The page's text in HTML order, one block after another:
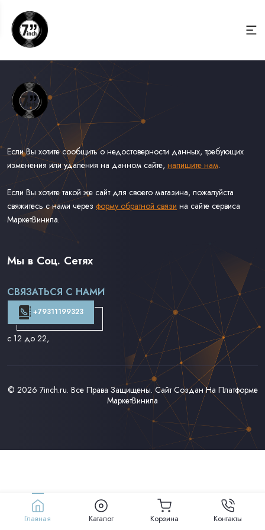
Если Вы хотите сообщить о недостоверности данных, требующих
изменения или удаления на данном сайте, напишите нам.
Если Вы хотите такой же сайт для своего магазина, пожалуйста
свяжитесь с нами через форму обратной связи на сайте сервиса
МаркетВинила.
Весь Каталог Винила на 7''
Рок на 7''
Доставка и Оплата
Контакты
Мы в Соц. Сетях
СВЯЗАТЬСЯ С НАМИ
+79311199323
с 12 до 22,
© 2026 7inch.ru. Все Права Защищены. Сайт Создан На Платформе
МаркетВинила
Главная Каталог Корзина Контакты